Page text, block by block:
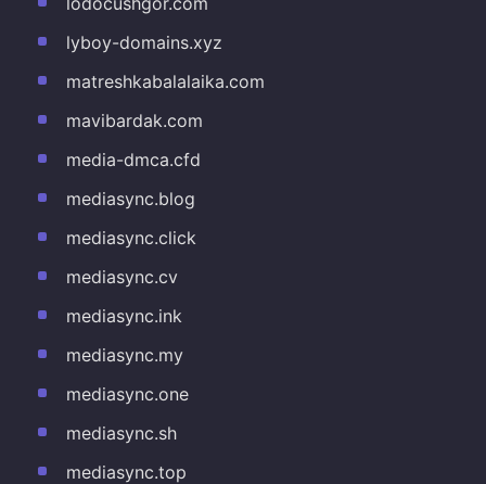
lyboy-domains.xyz
matreshkabalalaika.com
mavibardak.com
media-dmca.cfd
mediasync.blog
mediasync.click
mediasync.cv
mediasync.ink
mediasync.my
mediasync.one
mediasync.sh
mediasync.top